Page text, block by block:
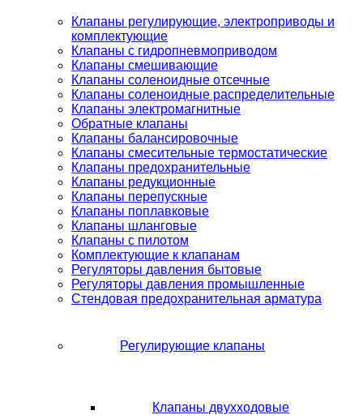
Клапаны регулирующие, электроприводы и
комплектующие
Клапаны с гидропневмоприводом
Клапаны смешивающие
Клапаны соленоидные отсечные
Клапаны соленоидные распределительные
Клапаны электромагнитные
Обратные клапаны
Клапаны балансировочные
Клапаны смесительные термостатические
Клапаны предохранительные
Клапаны редукционные
Клапаны перепускные
Клапаны поплавковые
Клапаны шланговые
Клапаны с пилотом
Комплектующие к клапанам
Регуляторы давления бытовые
Регуляторы давления промышленные
Стендовая предохранительная арматура
Регулирующие клапаны
Клапаны двухходовые